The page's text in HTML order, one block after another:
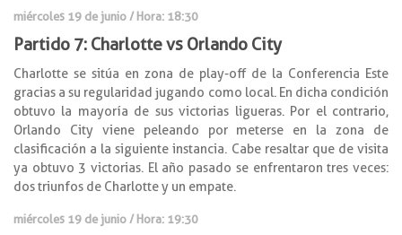
miércoles 19 de junio / Hora: 18:30
Partido 7: Charlottevs Orlando City
Charlotte se sitúa en zona de play-off de la Conferencia Este
gracias a su regularidad jugando como local. En dicha condición
obtuvo la mayoría de sus victorias ligueras. Por el contrario,
Orlando City viene peleando por meterse en la zona de
clasificación a la siguiente instancia. Cabe resaltar que de visita
ya obtuvo 3 victorias. El año pasado se enfrentaron tres veces:
dos triunfos de Charlotte y un empate.
miércoles 19 de junio / Hora: 19:30